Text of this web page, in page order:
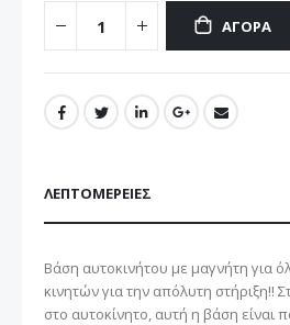
ΑΓΟΡΆ
ΛΕΠΤΟΜΈΡΕΙΕΣ
Βάση αυτοκινήτου με μαγνήτη για
κινητών για την απόλυτη στήριξη!!
στο αυτοκίνητο, αυτή η βάση είναι